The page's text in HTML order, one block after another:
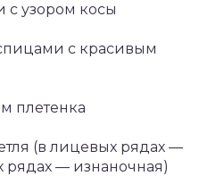
узором косы
с красивым
плетенка
(в лицевых рядах —
рядах — изнаночная)